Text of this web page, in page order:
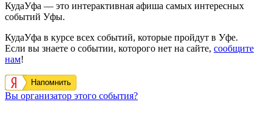
КудаУфа — это интерактивная афиша самых интересных
событий Уфы.
КудаУфа в курсе всех событий, которые пройдут в Уфе.
Если вы знаете о событии, которого нет на сайте, сообщите
нам!
Напомнить
Вы организатор этого события?